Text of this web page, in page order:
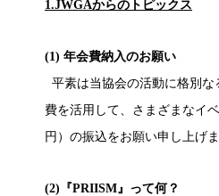
1.JWGAからのトピックス
(1) 年会費納入のお願い
平素は当協会の活動に格別
費を活用して、さまざまなイ
円）の振込をお願い申し上げ
(2)『PRIISM』って何？